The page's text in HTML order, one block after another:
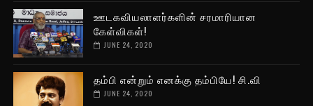
ஊடகவியலாளர்களின் சரமாரியான
கேள்விகள்!
JUNE 24, 2020
தம்பி என்றும் எனக்கு தம்பியே! சி.வி
JUNE 24, 2020